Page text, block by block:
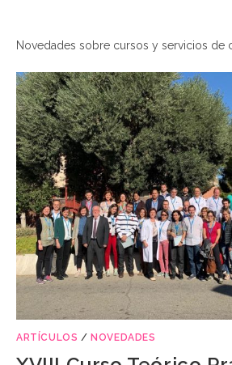
Novedades sobre cursos y servicios de
ARTÍCULOS / NOVEDADES